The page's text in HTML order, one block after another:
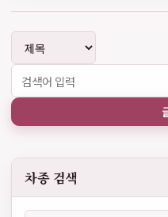
차종 검색